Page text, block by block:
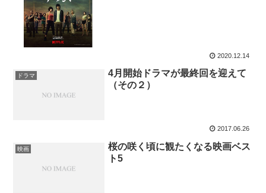
2020.12.14
ドラマ
4月開始ドラマが最終回を迎えて
（その２）
2017.06.26
映画
桜の咲く頃に観たくなる映画ベス
ト5